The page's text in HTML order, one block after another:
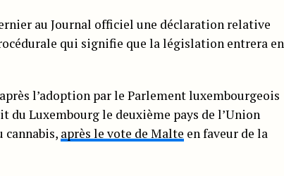
au Journal officiel une déclaration relative
qui signifie que la législation entrera en
l’adoption par le Parlement luxembourgeois
du Luxembourg le deuxième pays de l’Union
cannabis, après le vote de Malte en faveur de la